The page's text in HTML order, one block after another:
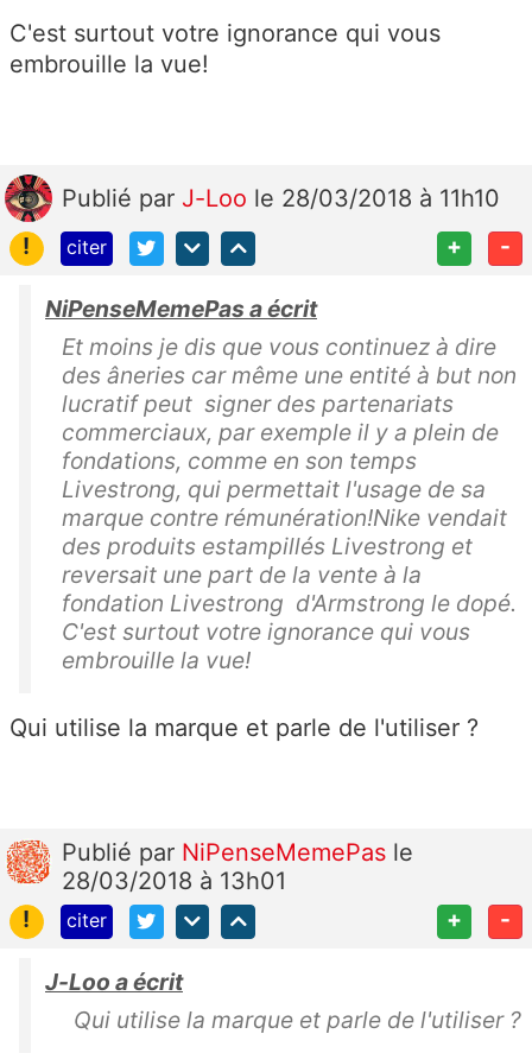
C'est surtout votre ignorance qui vous
embrouille la vue!
Publié par J-Loo le 28/03/2018 à 11h10
!
citer + -
NiPenseMemePas a écrit
Et moins je dis que vous continuez à dire
des âneries car même une entité à but non
lucratif peut signer des partenariats
commerciaux, par exemple il y a plein de
fondations, comme en son temps
Livestrong, qui permettait l'usage de sa
marque contre rémunération!Nike vendait
des produits estampillés Livestrong et
reversait une part de la vente à la
fondation Livestrong d'Armstrong le dopé.
C'est surtout votre ignorance qui vous
embrouille la vue!
Qui utilise la marque et parle de l'utiliser ?
Publié par NiPenseMemePas le
28/03/2018 à 13h01
!
citer + -
J-Loo a écrit
Qui utilise la marque et parle de l'utiliser ?